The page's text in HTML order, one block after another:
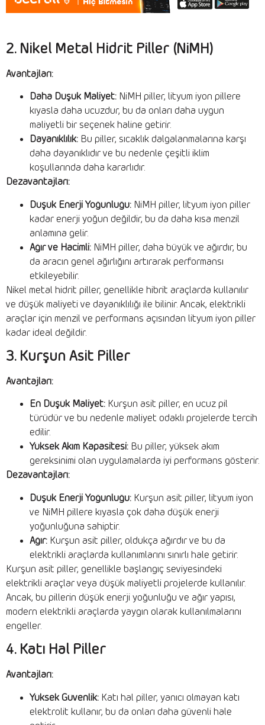
2. Nikel Metal Hidrit Piller (NiMH)
Avantajları:
Daha Düşük Maliyet: NiMH piller, lityum iyon pillere
kıyasla daha ucuzdur, bu da onları daha uygun
maliyetli bir seçenek haline getirir.
Dayanıklılık: Bu piller, sıcaklık dalgalanmalarına karşı
daha dayanıklıdır ve bu nedenle çeşitli iklim
koşullarında daha kararlıdır.
Dezavantajları:
Düşük Enerji Yoğunluğu: NiMH piller, lityum iyon piller
kadar enerji yoğun değildir, bu da daha kısa menzil
anlamına gelir.
Ağır ve Hacimli: NiMH piller, daha büyük ve ağırdır, bu
da aracın genel ağırlığını artırarak performansı
etkileyebilir.
Nikel metal hidrit piller, genellikle hibrit araçlarda kullanılır
ve düşük maliyeti ve dayanıklılığı ile bilinir. Ancak, elektrikli
araçlar için menzil ve performans açısından lityum iyon piller
kadar ideal değildir.
3. Kurşun Asit Piller
Avantajları:
En Düşük Maliyet: Kurşun asit piller, en ucuz pil
türüdür ve bu nedenle maliyet odaklı projelerde tercih
edilir.
Yüksek Akım Kapasitesi: Bu piller, yüksek akım
gereksinimi olan uygulamalarda iyi performans gösterir.
Dezavantajları:
Düşük Enerji Yoğunluğu: Kurşun asit piller, lityum iyon
ve NiMH pillere kıyasla çok daha düşük enerji
yoğunluğuna sahiptir.
Ağır: Kurşun asit piller, oldukça ağırdır ve bu da
elektrikli araçlarda kullanımlarını sınırlı hale getirir.
Kurşun asit piller, genellikle başlangıç seviyesindeki
elektrikli araçlar veya düşük maliyetli projelerde kullanılır.
Ancak, bu pillerin düşük enerji yoğunluğu ve ağır yapısı,
modern elektrikli araçlarda yaygın olarak kullanılmalarını
engeller.
4. Katı Hal Piller
Avantajları:
Yüksek Güvenlik: Katı hal piller, yanıcı olmayan katı
elektrolit kullanır, bu da onları daha güvenli hale